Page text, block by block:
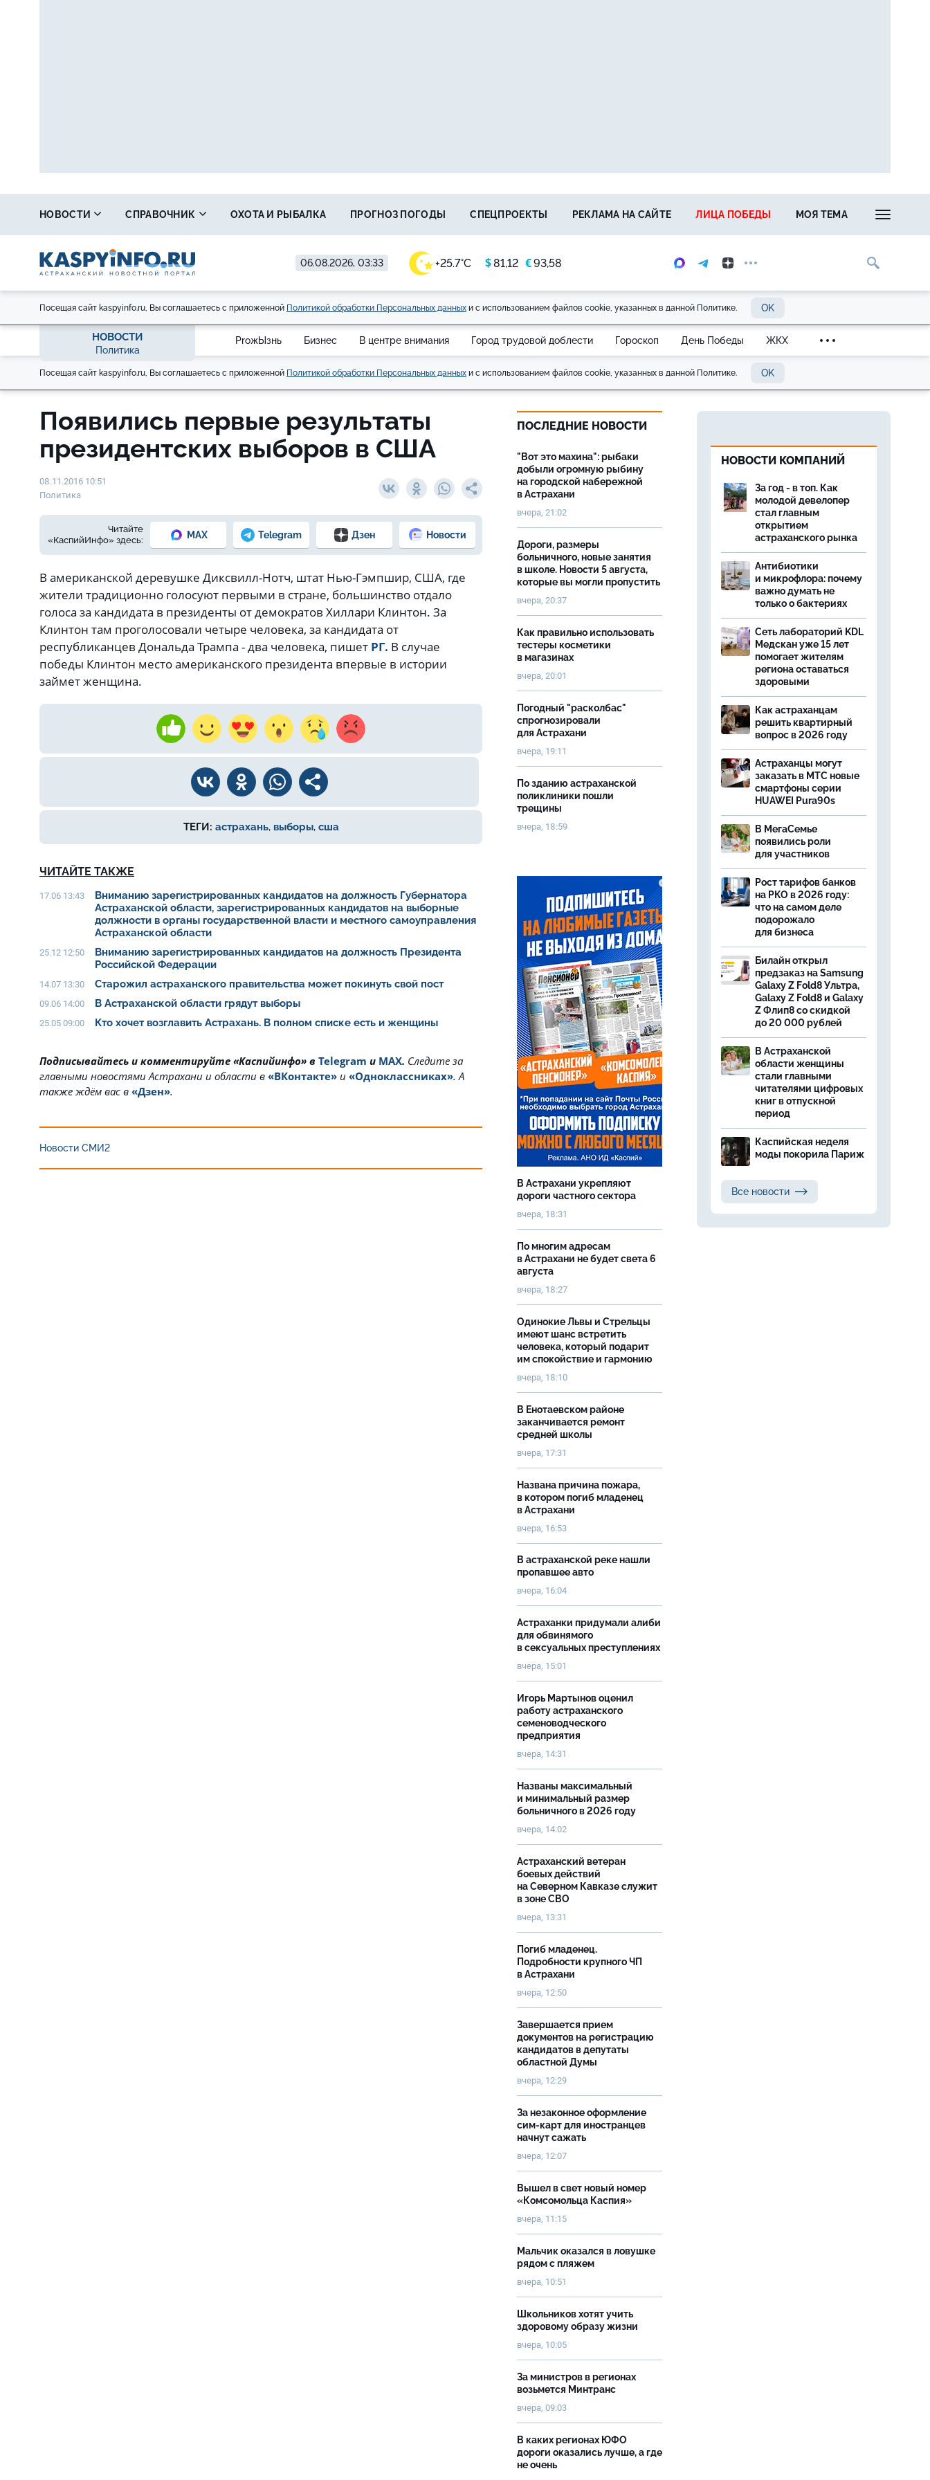
06.08.2026, 03:33 +25.7°C $81,12 €93,58
НОВОСТИ СПРАВОЧНИК ОХОТА И РЫБАЛКА ПРОГНОЗ ПОГОДЫ СПЕЦПРОЕКТЫ РЕКЛАМА НА САЙТЕ ЛИЦА ПОБЕДЫ МОЯ ТЕМА
Посещая сайт kaspyinfo.ru, Вы соглашаетесь с приложенной Политикой обработки Персональных данных и с использованием файлов cookie, указанных в данной Политике. OK
НОВОСТИ
Политика
ProжЫзнь Бизнес В центре внимания Город трудовой доблести Гороскоп День Победы ЖКХ
Посещая сайт kaspyinfo.ru, Вы соглашаетесь с приложенной Политикой обработки Персональных данных и с использованием файлов cookie, указанных в данной Политике. OK
Появились первые результаты
президентских выборов в США
08.11.2016 10:51
Политика
Читайте
«КаспийИнфо» здесь:
MAX Telegram Дзен Новости
В американской деревушке Диксвилл-Нотч, штат Нью-Гэмпшир, США, где
жители традиционно голосуют первыми в стране, большинство отдало
голоса за кандидата в президенты от демократов Хиллари Клинтон. За
Клинтон там проголосовали четыре человека, за кандидата от
республиканцев Дональда Трампа - два человека, пишет РГ. В случае
победы Клинтон место американского президента впервые в истории
займет женщина.
ТЕГИ: астрахань, выборы, сша
ЧИТАЙТЕ ТАКЖЕ
17.06 13:43
Вниманию зарегистрированных кандидатов на должность Губернатора
Астраханской области, зарегистрированных кандидатов на выборные
должности в органы государственной власти и местного самоуправления
Астраханской области
25.12 12:50
Вниманию зарегистрированных кандидатов на должность Президента
Российской Федерации
14.07 13:30 Старожил астраханского правительства может покинуть свой пост
09.06 14:00 В Астраханской области грядут выборы
25.05 09:00 Кто хочет возглавить Астрахань. В полном списке есть и женщины
Подписывайтесь и комментируйте «Каспийинфо» в Telegram и MAX. Cледите за
главными новостями Астрахани и области в «ВКонтакте» и «Одноклассниках». А
также ждём вас в «Дзен».
Новости СМИ2
ПОСЛЕДНИЕ НОВОСТИ
"Вот это махина": рыбаки
добыли огромную рыбину
на городской набережной
в Астрахани
вчера, 21:02
Дороги, размеры
больничного, новые занятия
в школе. Новости 5 августа,
которые вы могли пропустить
вчера, 20:37
Как правильно использовать
тестеры косметики
в магазинах
вчера, 20:01
Погодный "расколбас"
спрогнозировали
для Астрахани
вчера, 19:11
По зданию астраханской
поликлиники пошли
трещины
вчера, 18:59
В Астрахани укрепляют
дороги частного сектора
вчера, 18:31
По многим адресам
в Астрахани не будет света 6
августа
вчера, 18:27
Одинокие Львы и Стрельцы
имеют шанс встретить
человека, который подарит
им спокойствие и гармонию
вчера, 18:10
В Енотаевском районе
заканчивается ремонт
средней школы
вчера, 17:31
Названа причина пожара,
в котором погиб младенец
в Астрахани
вчера, 16:53
В астраханской реке нашли
пропавшее авто
вчера, 16:04
Астраханки придумали алиби
для обвинямого
в сексуальных преступлениях
вчера, 15:01
Игорь Мартынов оценил
работу астраханского
семеноводческого
предприятия
вчера, 14:31
Названы максимальный
и минимальный размер
больничного в 2026 году
вчера, 14:02
Астраханский ветеран
боевых действий
на Северном Кавказе служит
в зоне СВО
вчера, 13:31
Погиб младенец.
Подробности крупного ЧП
в Астрахани
вчера, 12:50
Завершается прием
документов на регистрацию
кандидатов в депутаты
областной Думы
вчера, 12:29
За незаконное оформление
сим-карт для иностранцев
начнут сажать
вчера, 12:07
Вышел в свет новый номер
«Комсомольца Каспия»
вчера, 11:15
Мальчик оказался в ловушке
рядом с пляжем
вчера, 10:51
Школьников хотят учить
здоровому образу жизни
вчера, 10:05
За министров в регионах
возьмется Минтранс
вчера, 09:03
В каких регионах ЮФО
дороги оказались лучше, а где
не очень
НОВОСТИ КОМПАНИЙ
За год - в топ. Как
молодой девелопер
стал главным
открытием
астраханского рынка
Антибиотики
и микрофлора: почему
важно думать не
только о бактериях
Сеть лабораторий KDL
Медскан уже 15 лет
помогает жителям
региона оставаться
здоровыми
Как астраханцам
решить квартирный
вопрос в 2026 году
Астраханцы могут
заказать в МТС новые
смартфоны серии
HUAWEI Pura90s
В МегаСемье
появились роли
для участников
Рост тарифов банков
на РКО в 2026 году:
что на самом деле
подорожало
для бизнеса
Билайн открыл
предзаказ на Samsung
Galaxy Z Fold8 Ультра,
Galaxy Z Fold8 и Galaxy
Z Флип8 со скидкой
до 20 000 рублей
В Астраханской
области женщины
стали главными
читателями цифровых
книг в отпускной
период
Каспийская неделя
моды покорила Париж
Все новости